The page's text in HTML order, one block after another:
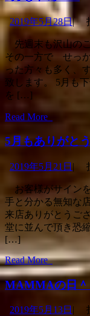
2019年5月28日|
先週末も沢山の
その一方で せっ
った方々も多く、
致します。 5月も
を […]
Read More
5月もありがと
2019年5月21日 |
お客様がサイン
手と分かる無知な
来店ありがとうご
堂に並んで頂き恐
[…]
Read More
MAMMAの日＾
2019年5月13日 |